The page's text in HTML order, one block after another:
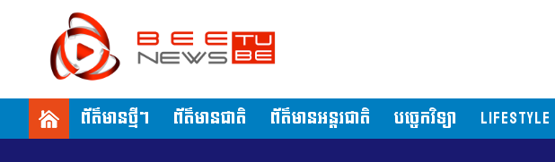
ព័ត៌មានថ្មីៗ ព័ត៌មានជាតិ ព័ត៌មានអន្តរជាតិ បច្ចេកវិទ្យា LIFESTYLE